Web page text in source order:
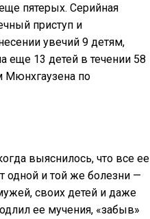
пятерых. Серийная
приступ и
увечий 9 детям,
еще 13 детей в течении 58
Мюнхгаузена по
выяснилось, что все ее
одной и той же болезни —
своих детей и даже
ее мучения, «забыв»